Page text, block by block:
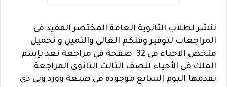
ننشر لطلاب الثانوية العامة المختصر المفيد فى
المراجعات لتوفير وقتكم الغالى والثمين و تحميل
ملخص الاحياء فى 32 صفحة فى مراجعة تعد بإسم
الملك في الأحياء للصف الثالث الثانوي المراجعة
يقدمها اليوم السابع موجودة فى صيغة وورد وبى دى